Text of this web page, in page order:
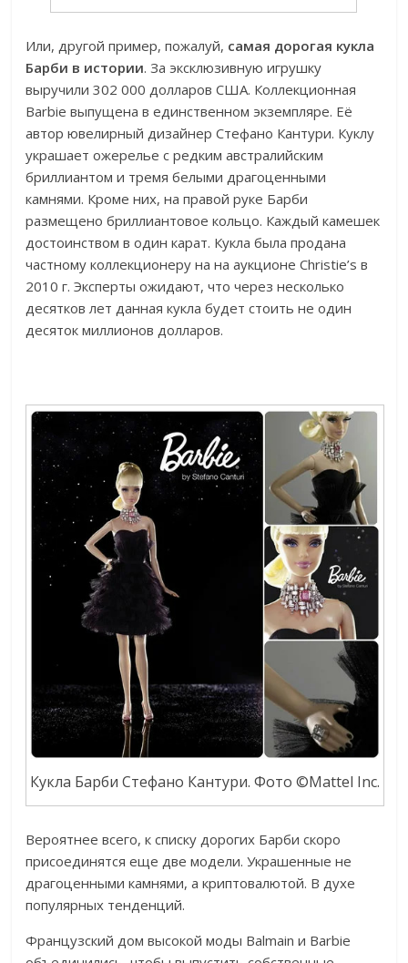
Или, другой пример, пожалуй, самая дорогая кукла
Барби в истории. За эксклюзивную игрушку
выручили 302 000 долларов США. Коллекционная
Barbie выпущена в единственном экземпляре. Её
автор ювелирный дизайнер Стефано Кантури. Куклу
украшает ожерелье с редким австралийским
бриллиантом и тремя белыми драгоценными
камнями. Кроме них, на правой руке Барби
размещено бриллиантовое кольцо. Каждый камешек
достоинством в один карат. Кукла была продана
частному коллекционеру на на аукционе Christie’s в
2010 г. Эксперты ожидают, что через несколько
десятков лет данная кукла будет стоить не один
десяток миллионов долларов.
Кукла Барби Стефано Кантури. Фото ©Mattel Inc.
Вероятнее всего, к списку дорогих Барби скоро
присоединятся еще две модели. Украшенные не
драгоценными камнями, а криптовалютой. В духе
популярных тенденций.
Французский дом высокой моды Balmain и Barbie